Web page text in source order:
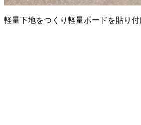
軽量下地をつくり軽量ボードを貼り付